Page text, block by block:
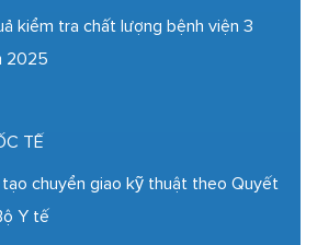
kiểm tra chất lượng bệnh viện 3
2025
TẾ
chuyển giao kỹ thuật theo Quyết
Y tế